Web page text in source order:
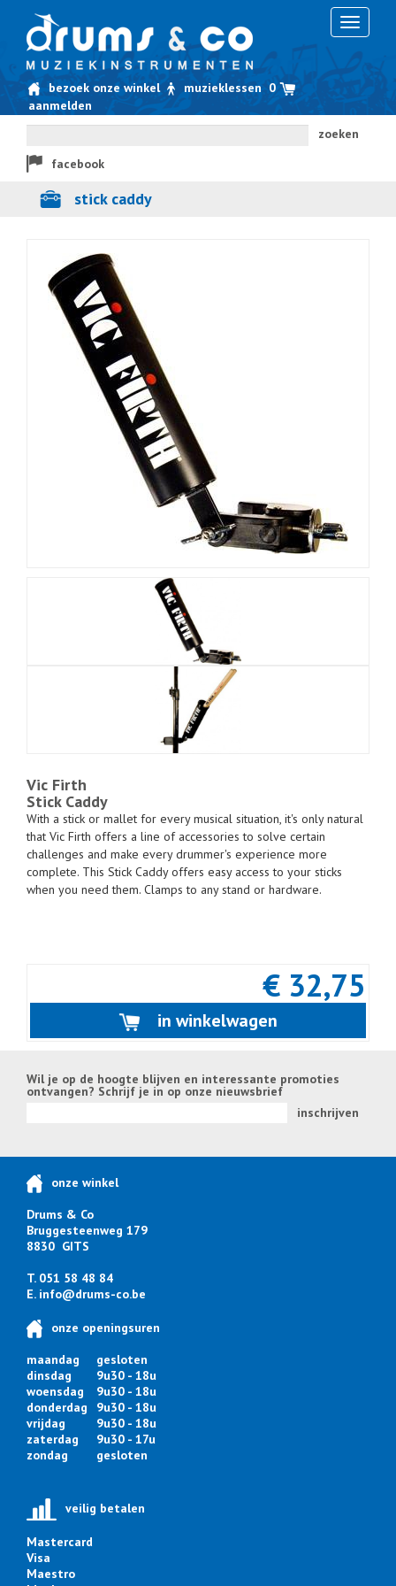
Toggle
bezoek onze winkel muzieklessen 0
aanmelden
zoeken
facebook
stick caddy
Vic Firth
Stick Caddy
With a stick or mallet for every musical situation, it's only natural
that Vic Firth offers a line of accessories to solve certain
challenges and make every drummer's experience more
complete. This Stick Caddy offers easy access to your sticks
when you need them. Clamps to any stand or hardware.
€ 32,75
in winkelwagen
Wil je op de hoogte blijven en interessante promoties
ontvangen? Schrijf je in op onze nieuwsbrief
inschrijven
onze winkel
Drums & Co
Bruggesteenweg 179
8830 GITS
T. 051 58 48 84
E. info@drums-co.be
onze openingsuren
maandag
gesloten
dinsdag
9u30 - 18u
woensdag
9u30 - 18u
donderdag
9u30 - 18u
vrijdag
9u30 - 18u
zaterdag
9u30 - 17u
zondag
gesloten
veilig betalen
Mastercard
Visa
Maestro